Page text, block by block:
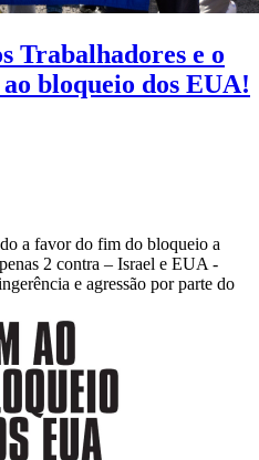
Trabalhadores e o
bloqueio dos EUA!
a favor do fim do bloqueio a
2 contra – Israel e EUA -
e agressão por parte do